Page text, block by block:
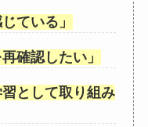
ている 」
確認したい」
として取り組み